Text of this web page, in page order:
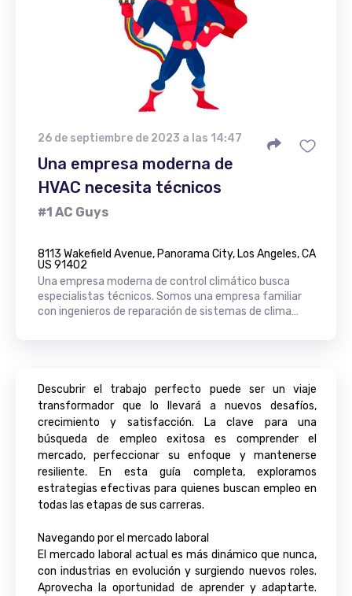
26 de septiembre de 2023 a las 14:47
Una empresa moderna de
HVAC necesita técnicos
#1 AC Guys
8113 Wakefield Avenue, Panorama City, Los Angeles, CA
US 91402
Una empresa moderna de control climático busca
especialistas técnicos. Somos una empresa familiar
con ingenieros de reparación de sistemas de clima…
Descubrir el trabajo perfecto puede ser un viaje
transformador que lo llevará a nuevos desafíos,
crecimiento y satisfacción. La clave para una
búsqueda de empleo exitosa es comprender el
mercado, perfeccionar su enfoque y mantenerse
resiliente. En esta guía completa, exploramos
estrategias efectivas para quienes buscan empleo en
todas las etapas de sus carreras.
Navegando por el mercado laboral
El mercado laboral actual es más dinámico que nunca,
con industrias en evolución y surgiendo nuevos roles.
Aprovecha la oportunidad de aprender y adaptarte.